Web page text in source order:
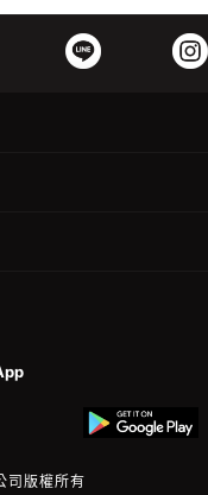
司版權所有